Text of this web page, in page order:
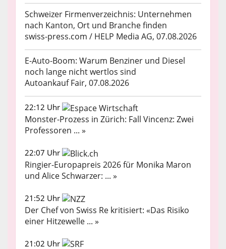
Schweizer Firmenverzeichnis: Unternehmen
nach Kanton, Ort und Branche finden
swiss-press.com / HELP Media AG, 07.08.2026
E-Auto-Boom: Warum Benziner und Diesel
noch lange nicht wertlos sind
Autoankauf Fair, 07.08.2026
22:12 Uhr
Monster-Prozess in Zürich: Fall Vincenz: Zwei
Professoren ... »
22:07 Uhr
Ringier-Europapreis 2026 für Monika Maron
und Alice Schwarzer: ... »
21:52 Uhr
Der Chef von Swiss Re kritisiert: «Das Risiko
einer Hitzewelle ... »
21:02 Uhr